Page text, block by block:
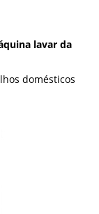
lavar da
domésticos